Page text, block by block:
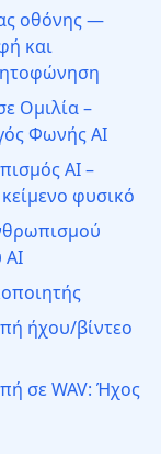
οθόνης —
και
Ομιλία –
Φωνής AI
AI –
φυσικό
AI
ήχου/βίντεο
σε WAV: Ήχος